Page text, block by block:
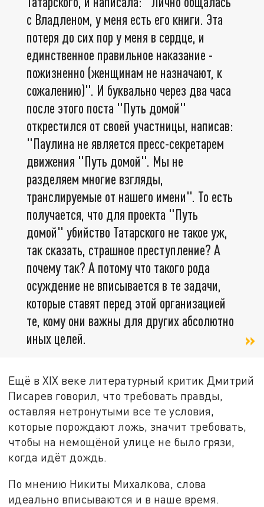
с Владленом, у меня есть его книги. Эта
потеря до сих пор у меня в сердце, и
единственное правильное наказание -
пожизненно (женщинам не назначают, к
сожалению)". И буквально через два часа
после этого поста "Путь домой"
открестился от своей участницы, написав:
"Паулина не является пресс-секретарем
движения "Путь домой". Мы не
разделяем многие взгляды,
транслируемые от нашего имени". То есть
получается, что для проекта "Путь
домой" убийство Татарского не такое уж,
так сказать, страшное преступление? А
почему так? А потому что такого рода
осуждение не вписывается в те задачи,
которые ставят перед этой организацией
те, кому они важны для других абсолютно
иных целей.
Ещё в XIX веке литературный критик Дмитрий
Писарев говорил, что требовать правды,
оставляя нетронутыми все те условия,
которые порождают ложь, значит требовать,
чтобы на немощёной улице не было грязи,
когда идёт дождь.
По мнению Никиты Михалкова, слова
идеально вписываются и в наше время.